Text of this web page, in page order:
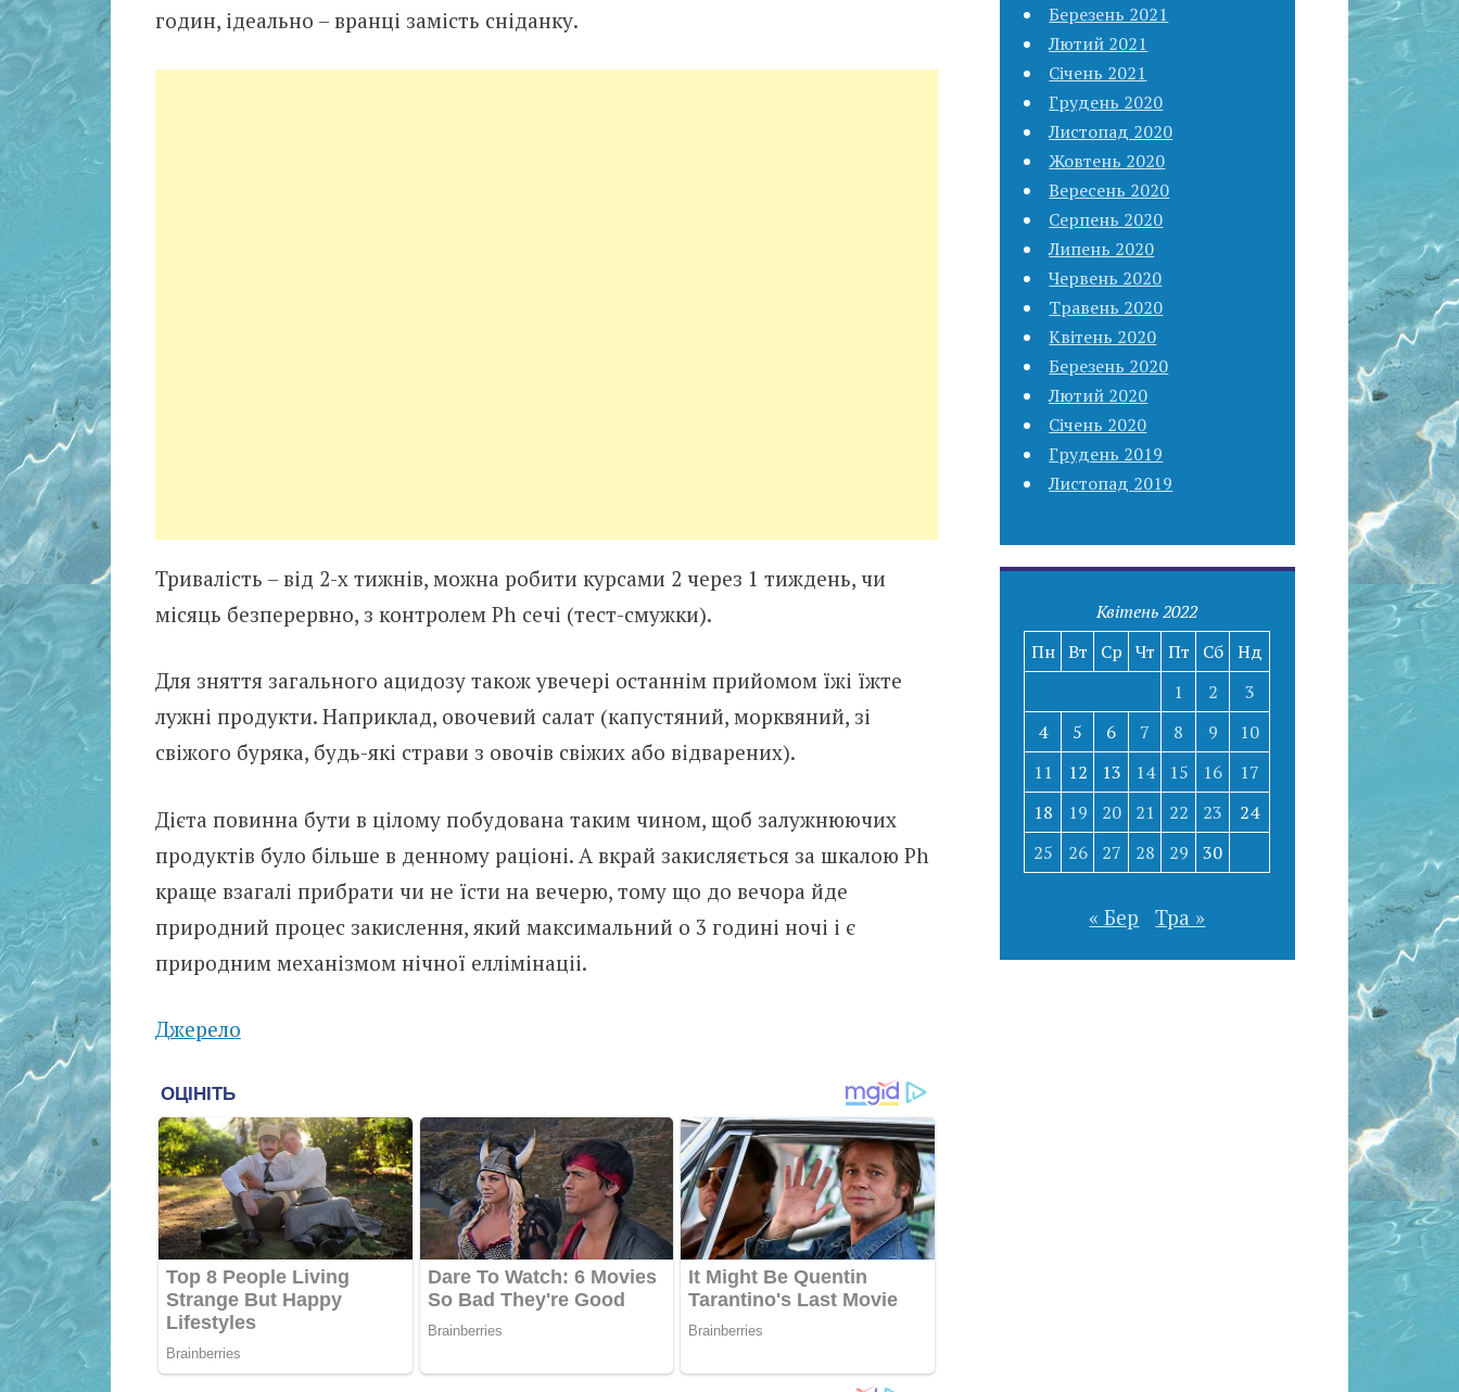
годин, ідеально – вранці замість сніданку.
Тривалість – від 2-х тижнів, можна робити курсами 2 через 1 тиждень, чи
місяць безперервно, з контролем Ph сечі (тест-смужки).
Для зняття загального ацидозу також увечері останнім прийомом їжі їжте
лужні продукти. Наприклад, овочевий салат (капустяний, морквяний, зі
свіжого буряка, будь-які страви з овочів свіжих або відварених).
Дієта повинна бути в цілому побудована таким чином, щоб залужнюючих
продуктів було більше в денному раціоні. А вкрай закисляється за шкалою Ph
краще взагалі прибрати чи не їсти на вечерю, тому що до вечора йде
природний процес закислення, який максимальний о 3 годині ночі і є
природним механізмом нічної еллімінаціі.
Джерело
Березень 2021
Лютий 2021
Січень 2021
Грудень 2020
Листопад 2020
Жовтень 2020
Вересень 2020
Серпень 2020
Липень 2020
Червень 2020
Травень 2020
Квітень 2020
Березень 2020
Лютий 2020
Січень 2020
Грудень 2019
Листопад 2019
Квітень 2022
Пн Вт Ср Чт Пт Сб Нд
1
2
3
4
5 6 7 8 9
10
11
12 13 14 15 16
17
18
19 20 21 22 23
24
25
26 27 28 29 30
« Бер Тра »